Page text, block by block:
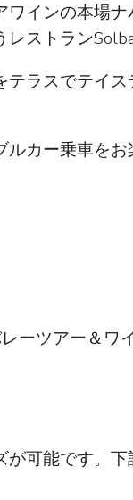
インの本場
ストラン
ラスでテイ
カー乗車を
ーツアー＆ワ
可能です。